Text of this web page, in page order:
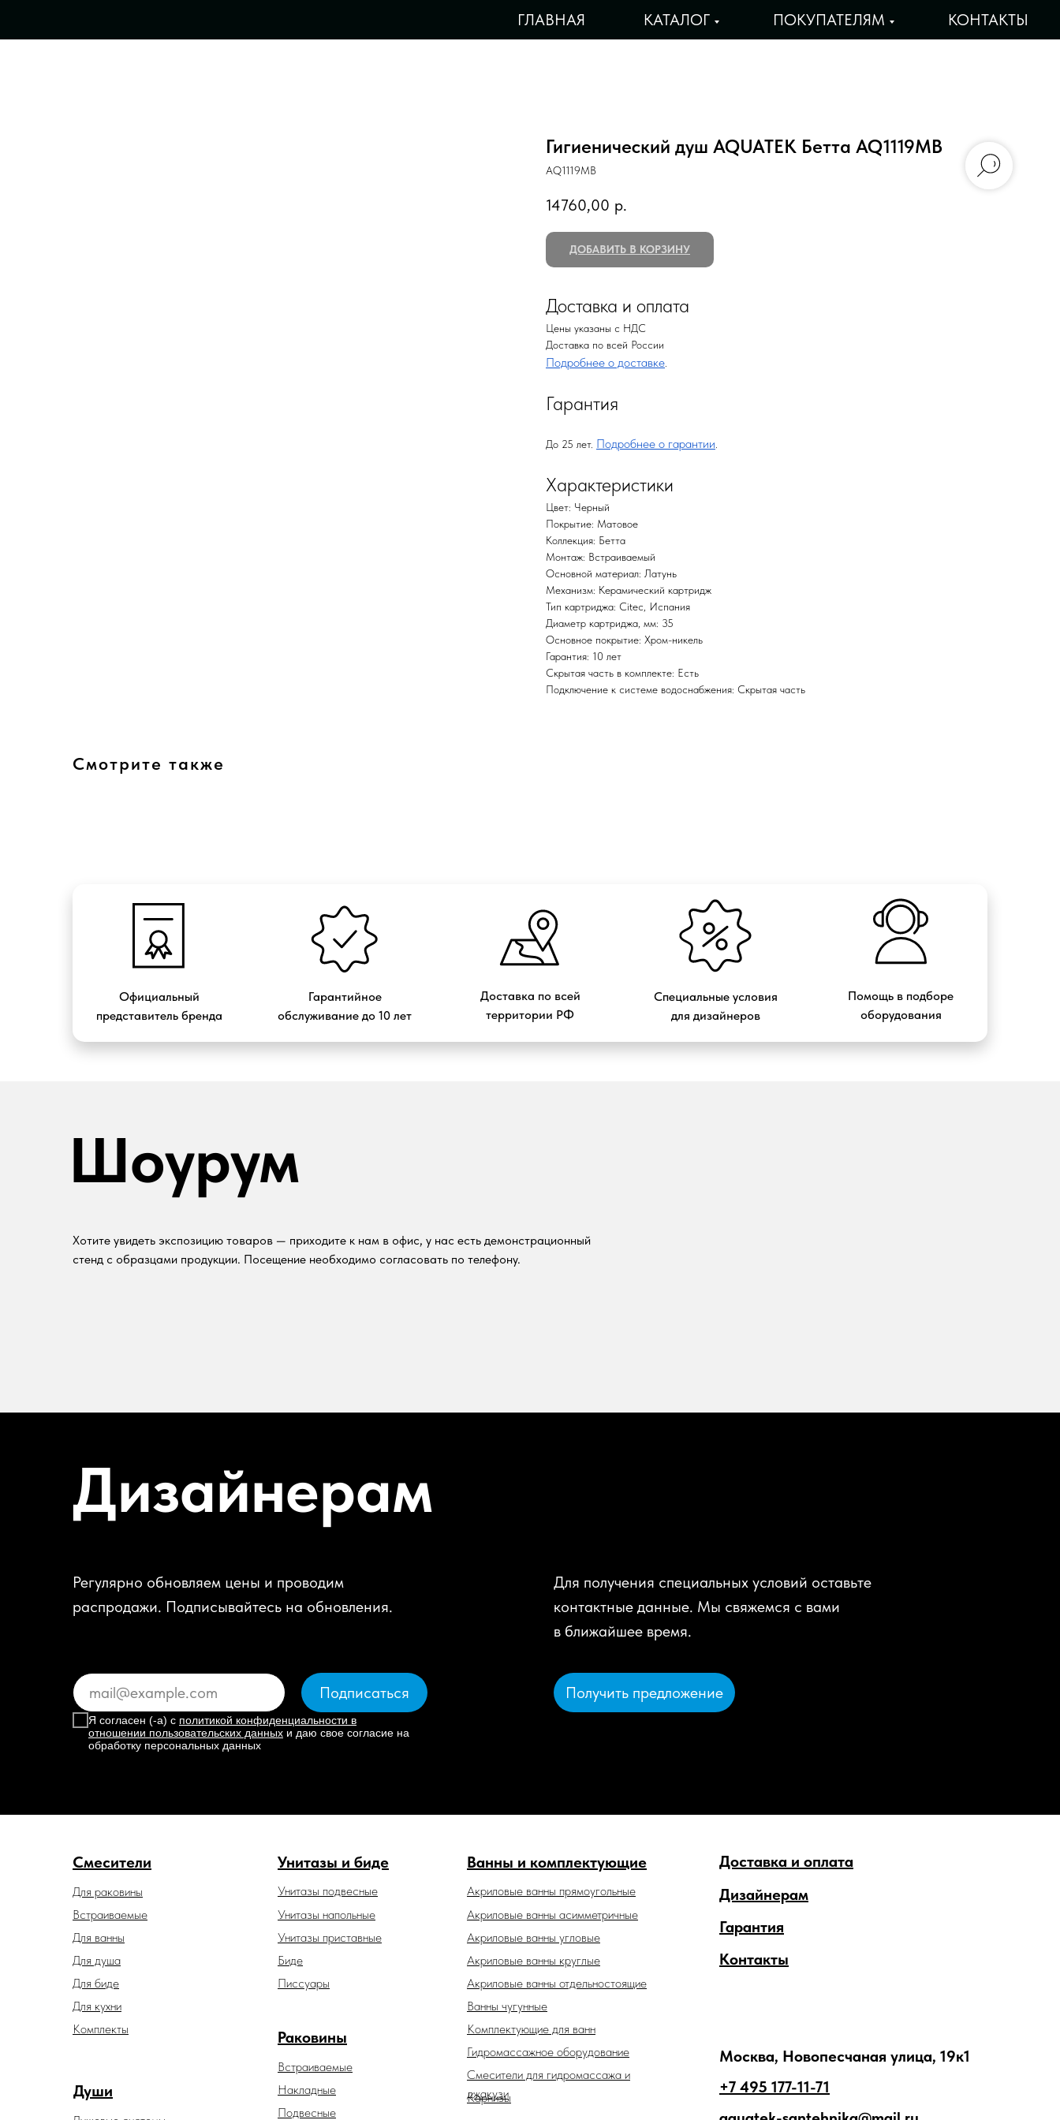
ГЛАВНАЯ КАТАЛОГ ПОКУПАТЕЛЯМ КОНТАКТЫ
Гигиенический душ AQUATEK Бетта AQ1119MB
AQ1119MB
14760,00 р.
ДОБАВИТЬ В КОРЗИНУ
Доставка и оплата
Цены указаны с НДС
Доставка по всей России
Подробнее о доставке
Гарантия
До 25 лет. Подробнее о гарантии
Характеристики
Цвет: Черный
Покрытие: Матовое
Коллекция: Бетта
Монтаж: Встраиваемый
Основной материал: Латунь
Механизм: Керамический картридж
Тип картриджа: Citec, Испания
Диаметр картриджа, мм: 35
Основное покрытие: Хром-никель
Гарантия: 10 лет
Скрытая часть в комплекте: Есть
Подключение к системе водоснабжения: Скрытая часть
Смотрите также
Официальный
представитель бренда
Доставка по всей
территории РФ
Гарантийное
обслуживание до 10 лет
Специальные условия
для дизайнеров
Помощь в подборе
оборудования
Шоурум
Хотите увидеть экспозицию товаров — приходите к нам в офис, у нас есть демонстрационный
стенд с образцами продукции. Посещение необходимо согласовать по телефону.
Дизайнерам
Регулярно обновляем цены и проводим
распродажи. Подписывайтесь на обновления.
Я согласен (-а) с политикой конфиденциальности в
отношении пользовательских данных и даю свое согласие на
обработку персональных данных
Подписаться
Для получения специальных условий оставьте
контактные данные. Мы свяжемся с вами
в ближайшее время.
Получить предложение
Смесители
Души
Унитазы и биде
Унитазы подвесные
Унитазы напольные
Унитазы приставные
Раковины
Встраиваемые
Накладные
Подвесные
Встраиваемые
Для биде
Для ванны
Для душа
Для раковины
Для кухни
Ванны и комплектующие
Акриловые ванны прямоугольные Дизайнерам
Доставка и оплата
Гарантия
Контакты
Биде
Акриловые ванны отдельностоящие
Акриловые ванны асимметричные
Акриловые ванны угловые
Акриловые ванны круглые
Ванны чугунные
Комплектующие для ванн
Гидромассажное оборудование
Смесители для гидромассажа и
джакузи
Карнизы
Комплекты
Писсуары
Москва, Новопесчаная улица, 19к1
+7 495 177-11-71